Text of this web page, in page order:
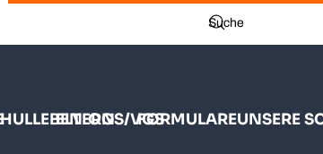
ELTERNOGS/VGSFORMULAREUNSERE